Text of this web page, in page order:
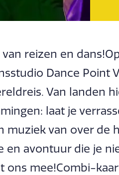
reizen en
Dance Point
Van landen
laat je
muziek van over de
en avontuur die je
ons mee!Combi-